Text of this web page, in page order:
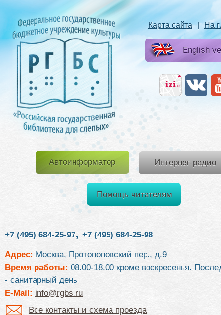
Карта сайта | На
English
Автоинформатор Интернет-радио
Помощь читателям
+7 (495) 684-25-97, +7 (495) 684-25-98
Адрес: Москва, Протопоповский пер., д.9
Время работы: 08.00-18.00 кроме воскресенья.
- санитарный день
E-Mail: info@rgbs.ru
Все контакты и схема проезда